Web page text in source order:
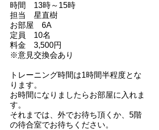
時間 13時～15時
担当 星直樹
お部屋 6A
定員 10名
料金 3,500円
※意見交換会あり
トレーニング時間は1時間半程度とな
ります。
お時間になりましたらお部屋に入れま
す。
それまでは、外でお待ち頂くか、5階
の待合室でお待ちください。